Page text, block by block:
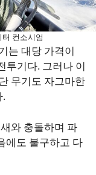
컨소시엄
는 대당 가격이
투기다. 그러나 이
무기도 자그마한
.
와 충돌하며 파
에도 불구하고 다